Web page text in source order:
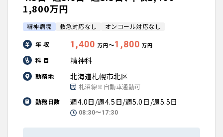
1,800万円
精神病院 救急対応なし オンコール対応なし
年 収 1,400 万円〜1,800 万円
科 目 精神科
勤務地 北海道札幌市北区
札沼線※自動車通勤可
勤務日数
週4.0日/週4.5日/週5.0日/週5.5日
08:30〜17:30